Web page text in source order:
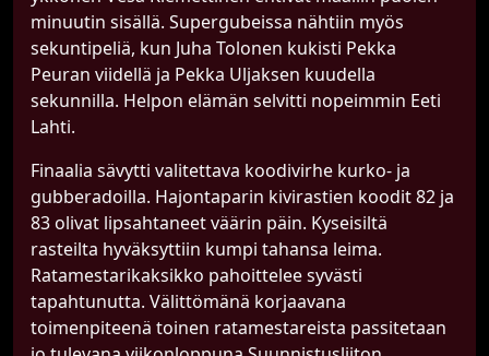
minuutin sisällä. Supergubeissa nähtiin myös
sekuntipeliä, kun Juha Tolonen kukisti Pekka
Peuran viidellä ja Pekka Uljaksen kuudella
sekunnilla. Helpon elämän selvitti nopeimmin Eeti
Lahti.
Finaalia sävytti valitettava koodivirhe kurko- ja
gubberadoilla. Hajontaparin kivirastien koodit 82 ja
83 olivat lipsahtaneet väärin päin. Kyseisiltä
rasteilta hyväksyttiin kumpi tahansa leima.
Ratamestarikaksikko pahoittelee syvästi
tapahtunutta. Välittömänä korjaavana
toimenpiteenä toinen ratamestareista passitetaan